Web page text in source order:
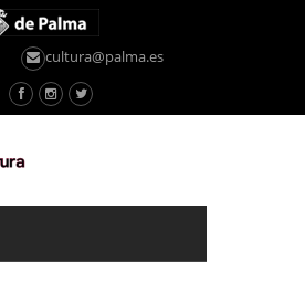
cultura@palma.es